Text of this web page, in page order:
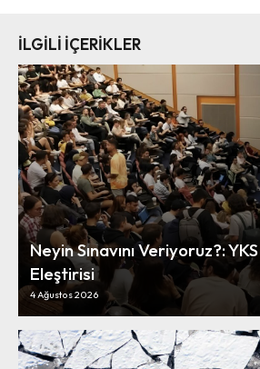
İLGİLİ İÇERİKLER
Neyin Sınavını Veriyoruz?:
Eleştirisi
4 Ağustos 2026